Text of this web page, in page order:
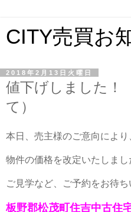
CITY売買お
2018年2月13日火曜日
値下げしました！
て）
本日、売主様のご意向により
物件の価格を改定いたしまし
ご見学など、ご予約をお待ち
板野郡松茂町住吉中古住